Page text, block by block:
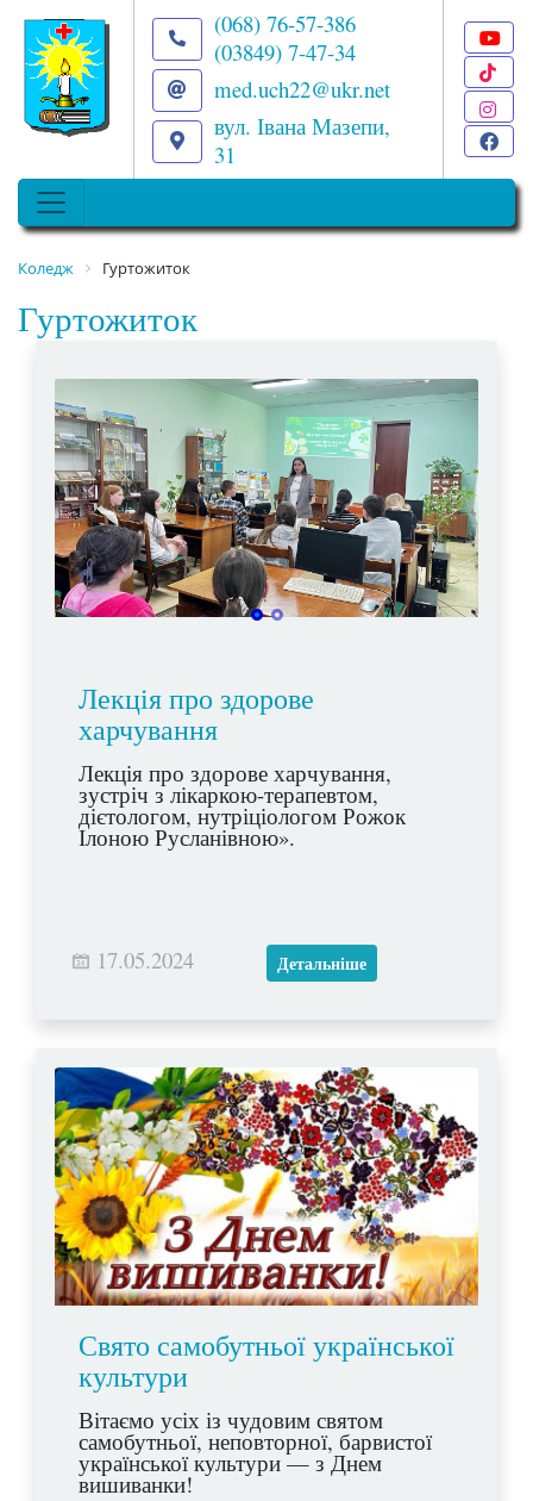
(068) 76-57-386
(03849) 7-47-34
med.uch22@ukr.net
вул. Івана Мазепи,
31
Коледж Гуртожиток
Гуртожиток
Лекція про здорове
харчування
Лекція про здорове харчування,
зустріч з лікаркою-терапевтом,
дієтологом, нутріціологом Рожок
Ілоною Русланівною».
17.05.2024 Детальніше
Свято самобутньої української
культури
Вітаємо усіх із чудовим святом
самобутньої, неповторної, барвистої
української культури — з Днем
вишиванки!